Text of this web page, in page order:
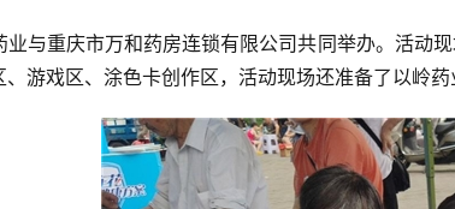
与重庆市万和药房连锁有限公司共同举办。活动
游戏区、涂色卡创作区，活动现场还准备了以岭